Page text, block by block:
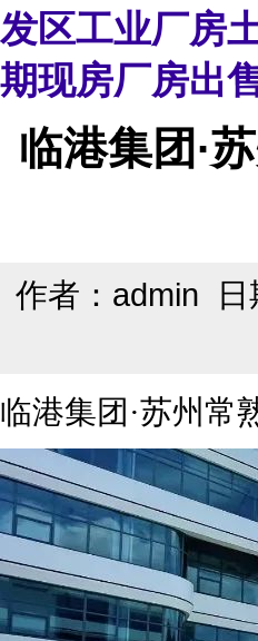
发区工业厂房
期现房厂房出
临港集团·
作者：admin
临港集团·苏州常